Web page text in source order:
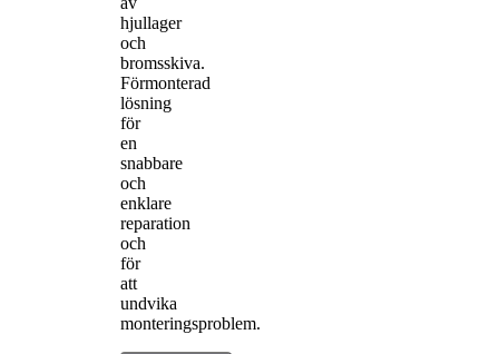
hjullager
och
bromsskiva.
Förmonterad
lösning
för
en
snabbare
och
enklare
reparation
och
för
att
undvika
monteringsproblem.